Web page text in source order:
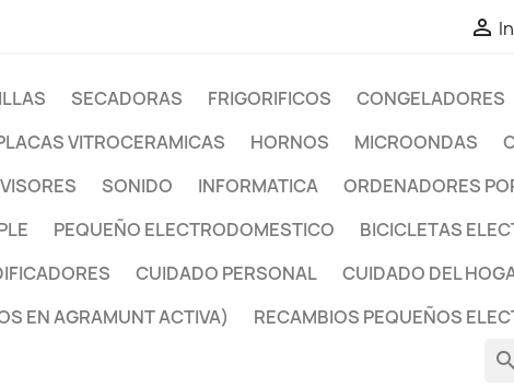

SECADORAS FRIGORIFICOS CONGELADORES
VITROCERAMICAS HORNOS MICROONDAS
SONIDO INFORMATICA
ORDENADORES
PEQUEÑO ELECTRODOMESTICO BICICLETAS
CUIDADO PERSONAL
CUIDADO DEL
EN AGRAMUNT ACTIVA)
RECAMBIOS PEQUEÑOS
search